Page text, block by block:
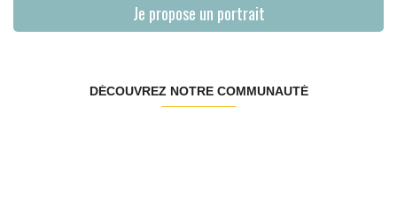
Je propose un portrait
DÉCOUVREZ NOTRE COMMUNAUTÉ